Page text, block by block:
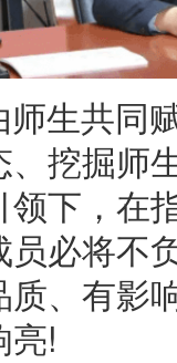
生共同
挖掘师
下，在
必将不
、有影
亮!